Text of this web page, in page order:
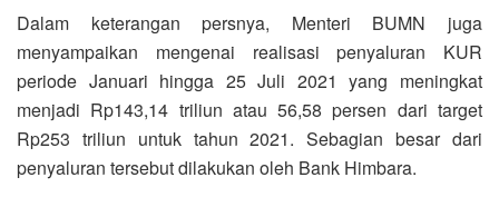
Dalam keterangan persnya, Menteri BUMN juga
menyampaikan mengenai realisasi penyaluran KUR
periode Januari hingga 25 Juli 2021 yang meningkat
menjadi Rp143,14 triliun atau 56,58 persen dari target
Rp253 triliun untuk tahun 2021. Sebagian besar dari
penyaluran tersebut dilakukan oleh Bank Himbara.